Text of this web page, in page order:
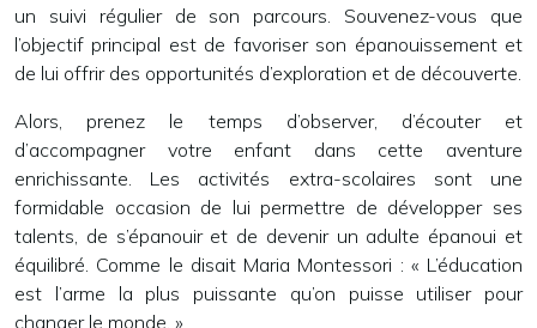
un suivi régulier de son parcours. Souvenez-vous que
l’objectif principal est de favoriser son épanouissement et
de lui offrir des opportunités d’exploration et de découverte.
Alors, prenez le temps d’observer, d’écouter et
d’accompagner votre enfant dans cette aventure
enrichissante. Les activités extra-scolaires sont une
formidable occasion de lui permettre de développer ses
talents, de s’épanouir et de devenir un adulte épanoui et
équilibré. Comme le disait Maria Montessori : « L’éducation
est l’arme la plus puissante qu’on puisse utiliser pour
changer le monde. »